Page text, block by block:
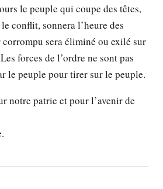
le peuple qui coupe des têtes,
conflit, sonnera l’heure des
sera éliminé ou exilé sur
forces de l’ordre ne sont pas
le peuple pour tirer sur le peuple.
notre patrie et pour l’avenir de